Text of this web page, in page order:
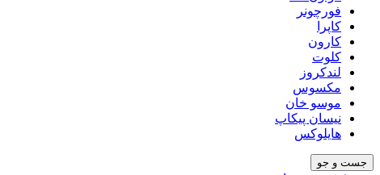
فورچونر
کاپرا
کارون
کلوت
لندکروز
مکسوس
موسو خان
نیسان پیکاپ
هایلوکس
جست و جو